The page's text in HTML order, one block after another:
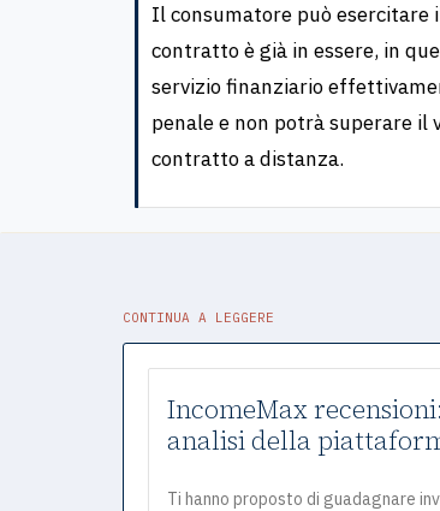
Il consumatore può esercitare
contratto è già in essere, in
servizio finanziario
penale e non potrà superare
contratto a distanza.
CONTINUA A LEGGERE
IncomeMax
analisi della
Ti hanno proposto di guadagnare